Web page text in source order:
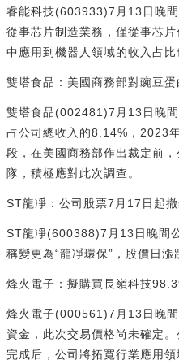
睿能科技(603933)7月13日晚
從事芯片制造業務，僅從事芯
中應用到機器人領域的收入占
雙塔食品：美國商務部對豌豆蛋
雙塔食品(002481)7月13日晚
占公司總收入的8.14%，2023
段，在美國商務部作出裁定前
隊，積極應對此次調查。
ST龍凈：公司股票7月17日起
ST龍凈(600388)7月13日晚間
稱變更為“龍凈環保”，股價日
烽火電子：擬購買長嶺科技
烽火電子(000561)7月13日晚
資金，此次交易價格尚未確定
完成后，公司將拓寬行業應用